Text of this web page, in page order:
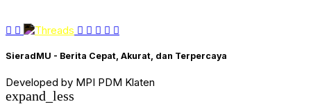
SieradMU - Berita Cepat, Akurat, dan Terpercaya
Developed by MPI PDM Klaten
expand_less